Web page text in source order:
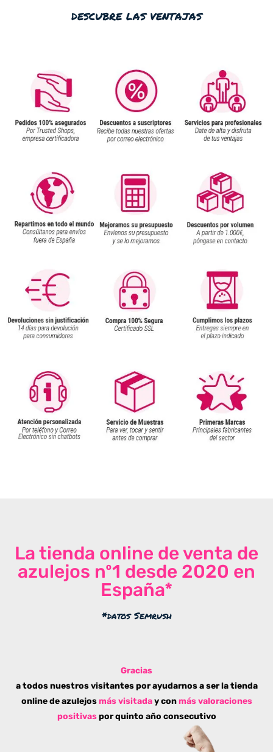
descubre las ventajas
La tienda online de venta de
azulejos nº1 desde 2020 en
España*
*datos Semrush
Gracias
a todos nuestros visitantes por ayudarnos a ser la tienda
online de azulejos más visitaday conmás valoraciones
positivaspor quinto año consecutivo